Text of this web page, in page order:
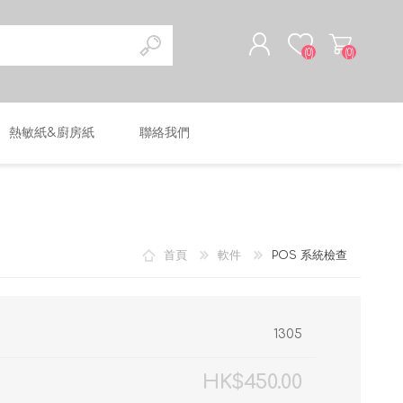
(0) (0)
熱敏紙&廚房紙 聯絡我們
首頁 軟件 POS 系統檢查
1305
HK$450.00